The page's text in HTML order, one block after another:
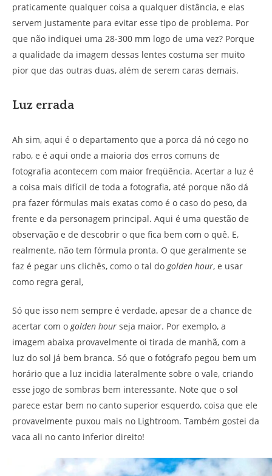
praticamente qualquer coisa a qualquer distância, e elas
servem justamente para evitar esse tipo de problema. Por
que não indiquei uma 28-300 mm logo de uma vez? Porque
a qualidade da imagem dessas lentes costuma ser muito
pior que das outras duas, além de serem caras demais.
Luz errada
Ah sim, aqui é o departamento que a porca dá nó cego no
rabo, e é aqui onde a maioria dos erros comuns de
fotografia acontecem com maior freqüência. Acertar a luz é
a coisa mais difícil de toda a fotografia, até porque não dá
pra fazer fórmulas mais exatas como é o caso do peso, da
frente e da personagem principal. Aqui é uma questão de
observação e de descobrir o que fica bem com o quê. E,
realmente, não tem fórmula pronta. O que geralmente se
faz é pegar uns clichês, como o tal do golden hour, e usar
como regra geral,
Só que isso nem sempre é verdade, apesar de a chance de
acertar com o golden hour seja maior. Por exemplo, a
imagem abaixa provavelmente oi tirada de manhã, com a
luz do sol já bem branca. Só que o fotógrafo pegou bem um
horário que a luz incidia lateralmente sobre o vale, criando
esse jogo de sombras bem interessante. Note que o sol
parece estar bem no canto superior esquerdo, coisa que ele
provavelmente puxou mais no Lightroom. Também gostei da
vaca ali no canto inferior direito!